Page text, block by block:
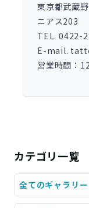
東京都武蔵
ニアス203
TEL. 0422-
E-mail.
営業時間：
カテゴリ一覧
全てのギャラリー